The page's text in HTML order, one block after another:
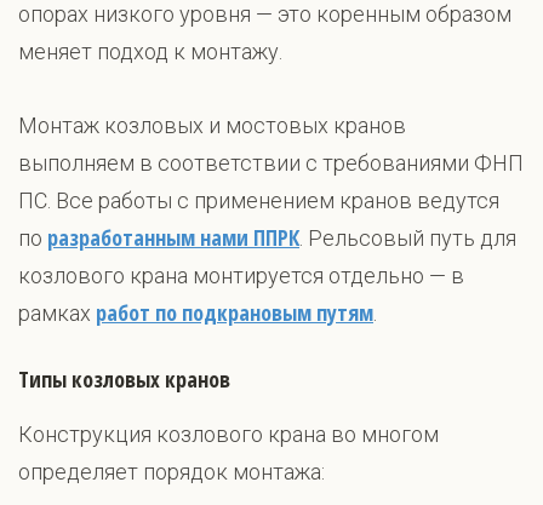
опорах низкого уровня — это коренным образом
меняет подход к монтажу.
Монтаж козловых и мостовых кранов
выполняем в соответствии с требованиями ФНП
ПС. Все работы с применением кранов ведутся
по разработанным нами ППРК . Рельсовый путь для
козлового крана монтируется отдельно — в
рамках работ по подкрановым путям
Типы козловых кранов
Конструкция козлового крана во многом
определяет порядок монтажа: